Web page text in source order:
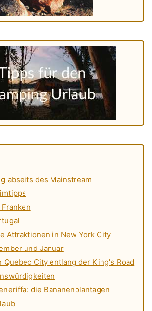
abseits des Mainstream
Attraktionen in New York City
und Januar
Quebec City entlang der King's Road
die Bananenplantagen